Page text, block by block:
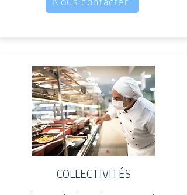
COLLECTIVITÉS